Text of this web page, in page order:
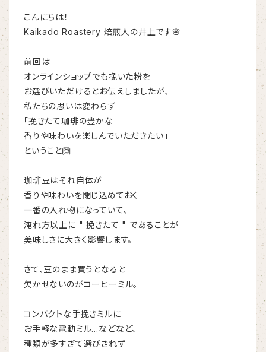
こんにちは！
Kaikado Roastery 焙煎人の井上です🌸
前回は
オンラインショップでも挽いた粉を
お選びいただけるとお伝えしましたが、
私たちの思いは変わらず
「挽きたて珈琲の豊かな
香りや味わいを楽しんでいただきたい」
ということ🙆
珈琲豆はそれ自体が
香りや味わいを閉じ込めておく
一番の入れ物になっていて、
淹れ方以上に " 挽きたて " であることが
美味しさに大きく影響します。
さて、豆のまま買うとなると
欠かせないのがコーヒーミル。
コンパクトな手挽きミルに
お手軽な電動ミル…などなど、
種類が多すぎて選びきれず